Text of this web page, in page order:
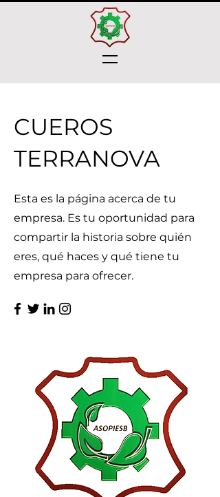
CUEROS
TERRANOVA
Esta es la página acerca de tu
empresa. Es tu oportunidad para
compartir la historia sobre quién
eres, qué haces y qué tiene tu
empresa para ofrecer.